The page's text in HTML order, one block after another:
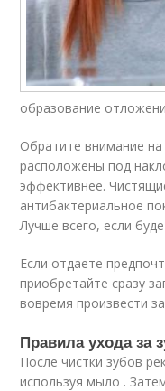
образование
Обратите внимание
расположены под
эффективнее.
антибактериальное
Лучше всего, если
Если отдаете
приобретайте сразу
вовремя произвести
Правила ухода за
После чистки зубов
используя мыло .